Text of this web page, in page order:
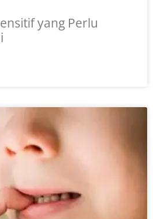
yang Perlu